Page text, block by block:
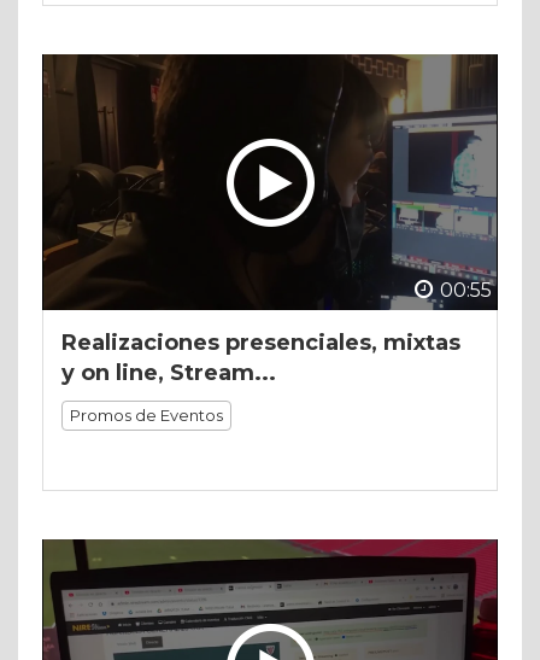
00:55
Realizaciones presenciales, mixtas
y on line, Stream...
Promos de Eventos